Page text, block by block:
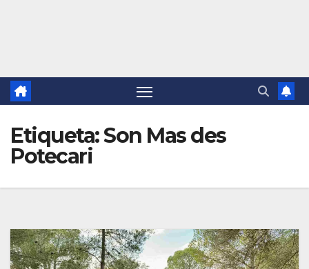
Etiqueta:Son Mas des
Potecari